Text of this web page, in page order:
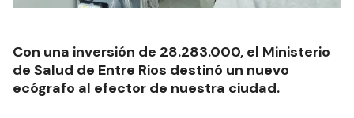
Con una inversión de 28.283.000, el Ministerio
de Salud de Entre Rios destinó un nuevo
ecógrafo al efector de nuestra ciudad.